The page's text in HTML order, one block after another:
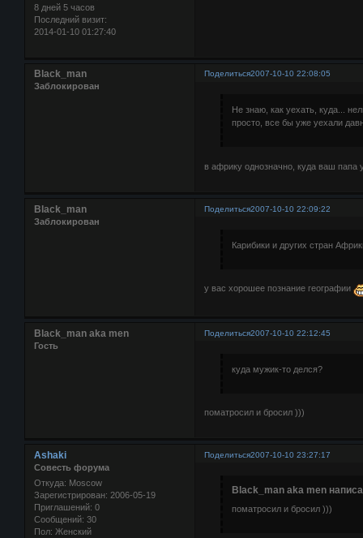
8 дней 5 часов
Последний визит:
2014-01-10 01:27:40
Поделиться2007-10-10 22:08:05
Black_man
Заблокирован
Не знаю, как уехать, куда...
просто, все бы уже уехали
в африку однозначно, куда ваш папа
Поделиться2007-10-10 22:09:22
Black_man
Заблокирован
Карибики и других стран
у вас хорошее познание географии
Поделиться2007-10-10 22:12:45
Black_man aka men
Гость
куда мужик-то делся?
поматросил и бросил )))
Поделиться2007-10-10 23:27:17
Ashaki
Совесть форума
Откуда: Moscow
Зарегистрирован: 2006-05-19
Приглашений: 0
Сообщений: 30
Пол: Женский
Black_man aka men
поматросил и бросил )))